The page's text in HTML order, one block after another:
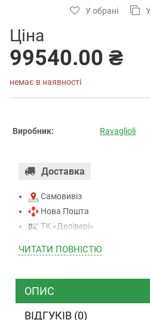
У обрані
Ціна
99540.00 ₴
немає в наявності
Виробник: Ravaglioli
Доставка
Самовивіз
Нова Пошта
ТК «Делівері»
ТК “Justin”
ТК ”УкрПошта”
ЧИТАТИ ПОВНIСТЮ
ОПИС
ВІДГУКІВ (0)